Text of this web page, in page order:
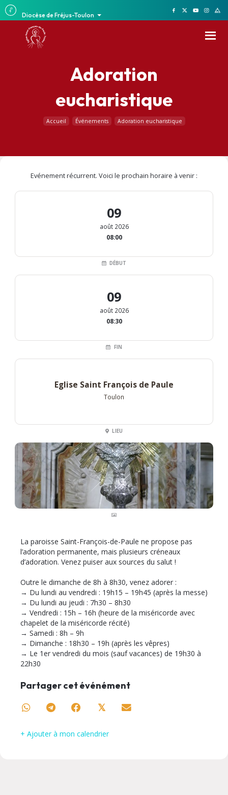
Diocèse de Fréjus-Toulon
Adoration
eucharistique
Accueil Événements Adoration eucharistique
Evénement récurrent. Voici le prochain horaire à venir :
09
août 2026
08:00
DÉBUT
09
août 2026
08:30
FIN
Eglise Saint François de Paule
Toulon
LIEU
La paroisse Saint-François-de-Paule ne propose pas
l’adoration permanente, mais plusieurs créneaux
d’adoration. Venez puiser aux sources du salut !
Outre le dimanche de 8h à 8h30, venez adorer :
→ Du lundi au vendredi : 19h15 – 19h45 (après la messe)
→ Du lundi au jeudi : 7h30 – 8h30
→ Vendredi : 15h – 16h (heure de la miséricorde avec
chapelet de la miséricorde récité)
→ Samedi : 8h – 9h
→ Dimanche : 18h30 – 19h (après les vêpres)
→ Le 1er vendredi du mois (sauf vacances) de 19h30 à
22h30
Partager cet événément
𝕏
+ Ajouter à mon calendrier